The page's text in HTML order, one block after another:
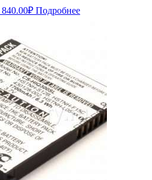
Первоначальная
924.00₽.
840.00₽Текущая
Подробнее